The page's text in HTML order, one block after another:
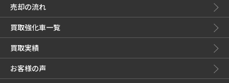
売却の流れ
買取強化車一覧
買取実績
お客様の声